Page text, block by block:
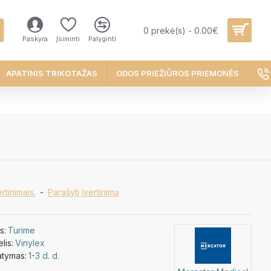
Paskyra Įsiminti Palyginti
0 prekė(s) - 0.00€
APATINIS TRIKOTAŽAS ODOS PRIEŽIŪROS PRIEMONĖS
- Parašyti įvertinimą
Turime
Vinylex
1-3 d. d.